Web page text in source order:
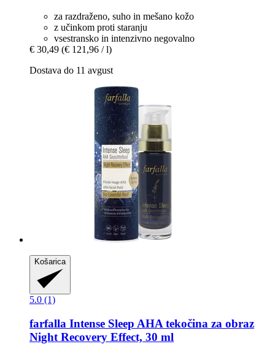
za razdraženo, suho in mešano kožo
z učinkom proti staranju
vsestransko in intenzivno negovalno
€ 30,49 (€ 121,96 / l)
Dostava do 11 avgust
Košarica
5.0 (1)
farfalla Intense Sleep AHA tekočina za obraz
Night Recovery Effect, 30 ml